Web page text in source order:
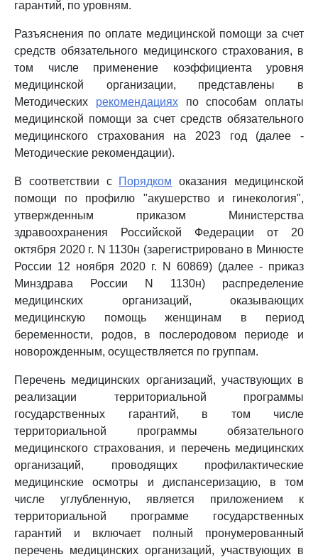
гарантий, по уровням.
Разъяснения по оплате медицинской помощи за счет
средств обязательного медицинского страхования, в
том числе применение коэффициента уровня
медицинской организации, представлены в
Методических рекомендацияхпо способам оплаты
медицинской помощи за счет средств обязательного
медицинского страхования на 2023 год (далее -
Методические рекомендации).
В соответствии с Порядком оказания медицинской
помощи по профилю "акушерство и гинекология",
утвержденным приказом Министерства
здравоохранения Российской Федерации от 20
октября 2020 г. N 1130н (зарегистрировано в Минюсте
России 12 ноября 2020 г. N 60869) (далее - приказ
Минздрава России N 1130н) распределение
медицинских организаций, оказывающих
медицинскую помощь женщинам в период
беременности, родов, в послеродовом периоде и
новорожденным, осуществляется по группам.
Перечень медицинских организаций, участвующих в
реализации территориальной программы
государственных гарантий, в том числе
территориальной программы обязательного
медицинского страхования, и перечень медицинских
организаций, проводящих профилактические
медицинские осмотры и диспансеризацию, в том
числе углубленную, является приложением к
территориальной программе государственных
гарантий и включает полный пронумерованный
перечень медицинских организаций, участвующих в